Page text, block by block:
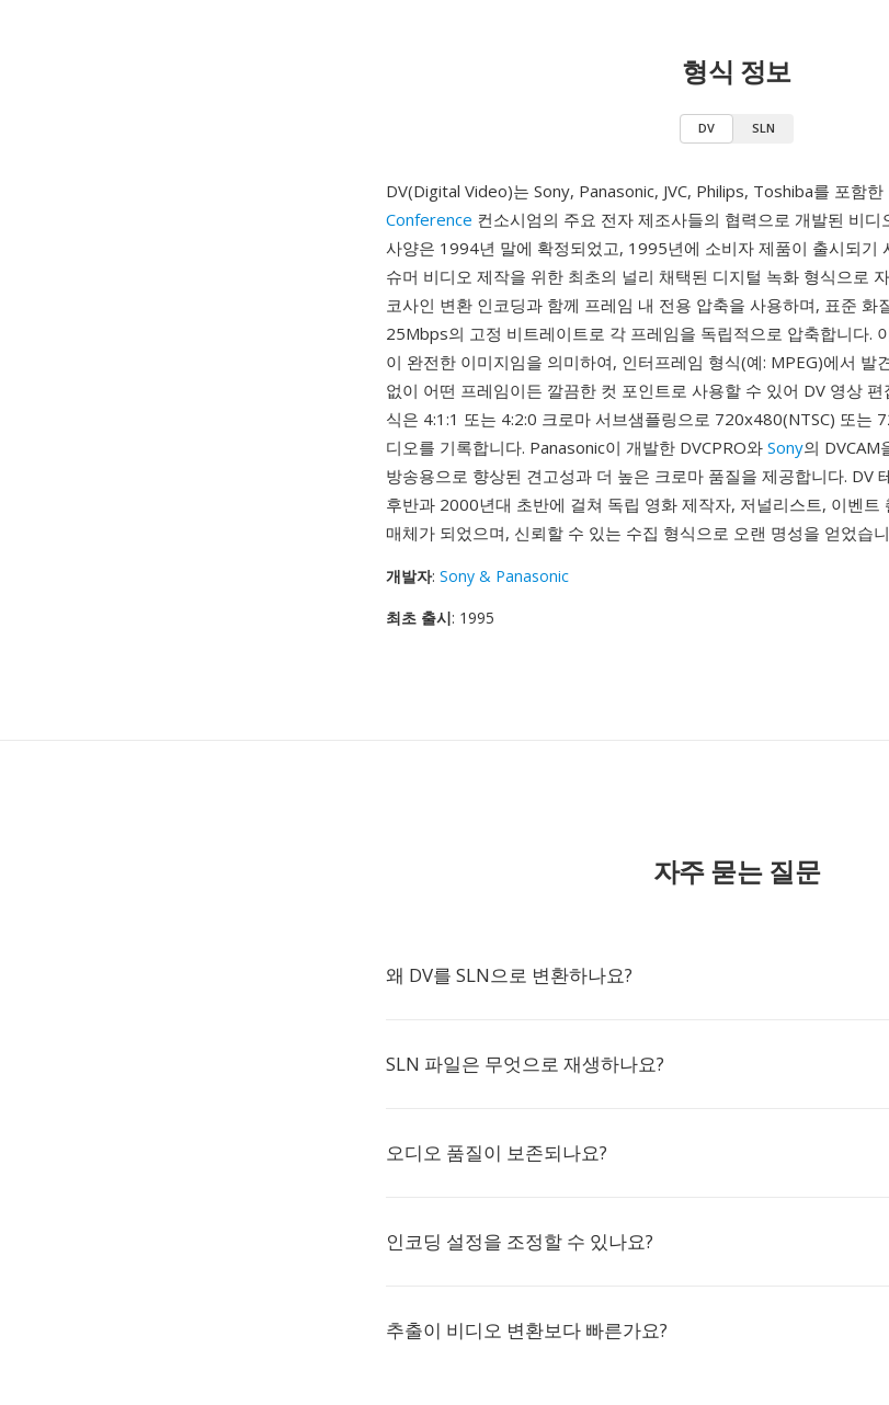
형식 정보
DV SLN
DV(Digital Video)는 Sony, Panasonic, JVC, Philips, Toshiba를 포함한
Conference 컨소시엄의 주요 전자 제조사들의 협력으로 개발된 비디
사양은 1994년 말에 확정되었고, 1995년에 소비자 제품이 출시되기
슈머 비디오 제작을 위한 최초의 널리 채택된 디지털 녹화 형식으로
코사인 변환 인코딩과 함께 프레임 내 전용 압축을 사용하며, 표준 화
25Mbps의 고정 비트레이트로 각 프레임을 독립적으로 압축합니다.
이 완전한 이미지임을 의미하여, 인터프레임 형식(예: MPEG)에서 발
없이 어떤 프레임이든 깔끔한 컷 포인트로 사용할 수 있어 DV 영상
식은 4:1:1 또는 4:2:0 크로마 서브샘플링으로 720x480(NTSC) 또는
디오를 기록합니다. Panasonic이 개발한 DVCPRO와 Sony의 DVCAM
방송용으로 향상된 견고성과 더 높은 크로마 품질을 제공합니다. DV
후반과 2000년대 초반에 걸쳐 독립 영화 제작자, 저널리스트, 이벤트
매체가 되었으며, 신뢰할 수 있는 수집 형식으로 오랜 명성을 얻었습
개발자: Sony & Panasonic
최초 출시: 1995
자주 묻는 질문
왜 DV를 SLN으로 변환하나요?
SLN 파일은 무엇으로 재생하나요?
오디오 품질이 보존되나요?
인코딩 설정을 조정할 수 있나요?
추출이 비디오 변환보다 빠른가요?